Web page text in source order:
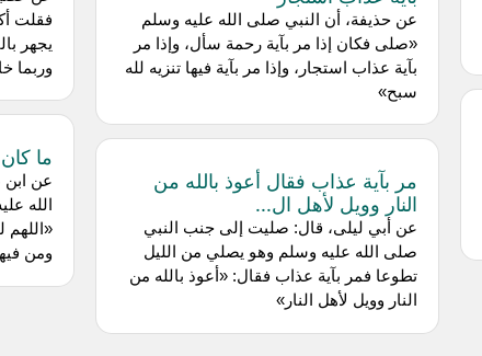
عن حذيفة، أن النبي صلى الله عليه وسلم
«صلى فكان إذا مر بآية رحمة سأل، وإذا مر
بآية عذاب استجار، وإذا مر بآية فيها تنزيه لله
سبح»
مر بآية عذاب فقال أعوذ بالله من
النار وويل لأهل ال...
عن أبي ليلى، قال: صليت إلى جنب النبي
صلى الله عليه وسلم وهو يصلي من الليل
تطوعا فمر بآية عذاب فقال: «أعوذ بالله من
النار وويل لأهل النار»
فقلت
يجهر
وربما
ما
عن
الله
«اللهم
ومن